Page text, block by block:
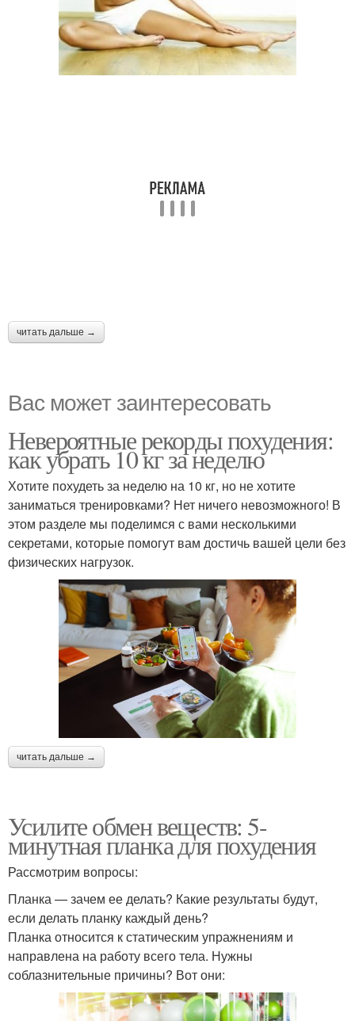
читать дальше →
Вас может заинтересовать
Невероятные рекорды похудения:
как убрать 10 кг за неделю
Хотите похудеть за неделю на 10 кг, но не хотите
заниматься тренировками? Нет ничего невозможного! В
этом разделе мы поделимся с вами несколькими
секретами, которые помогут вам достичь вашей цели без
физических нагрузок.
читать дальше →
Усилите обмен веществ: 5-
минутная планка для похудения
Рассмотрим вопросы:
Планка — зачем ее делать? Какие результаты будут,
если делать планку каждый день?
Планка относится к статическим упражнениям и
направлена на работу всего тела. Нужны
соблазнительные причины? Вот они: